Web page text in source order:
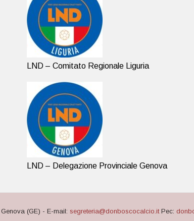
LND – Comitato Regionale Liguria
LND – Delegazione Provinciale Genova
(GE) - E-mail: segreteria@donboscocalcio.itPec: